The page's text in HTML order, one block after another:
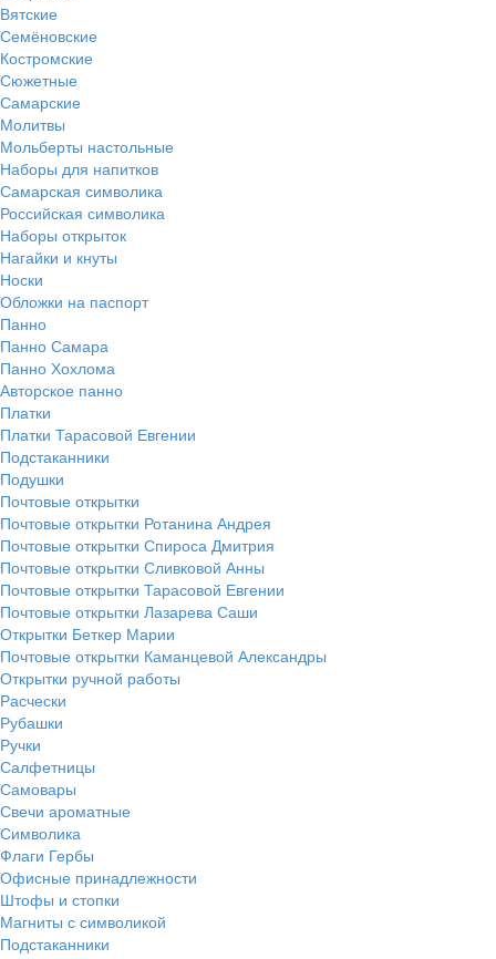
Вятские
Семёновские
Костромские
Сюжетные
Самарские
Молитвы
Мольберты настольные
Наборы для напитков
Самарская символика
Российская символика
Наборы открыток
Нагайки и кнуты
Носки
Обложки на паспорт
Панно
Панно Самара
Панно Хохлома
Авторское панно
Платки
Платки Тарасовой Евгении
Подстаканники
Подушки
Почтовые открытки
Почтовые открытки Ротанина Андрея
Почтовые открытки Спироса Дмитрия
Почтовые открытки Сливковой Анны
Почтовые открытки Тарасовой Евгении
Почтовые открытки Лазарева Саши
Открытки Беткер Марии
Почтовые открытки Каманцевой Александры
Открытки ручной работы
Расчески
Рубашки
Ручки
Салфетницы
Самовары
Свечи ароматные
Символика
Флаги Гербы
Офисные принадлежности
Штофы и стопки
Магниты с символикой
Подстаканники